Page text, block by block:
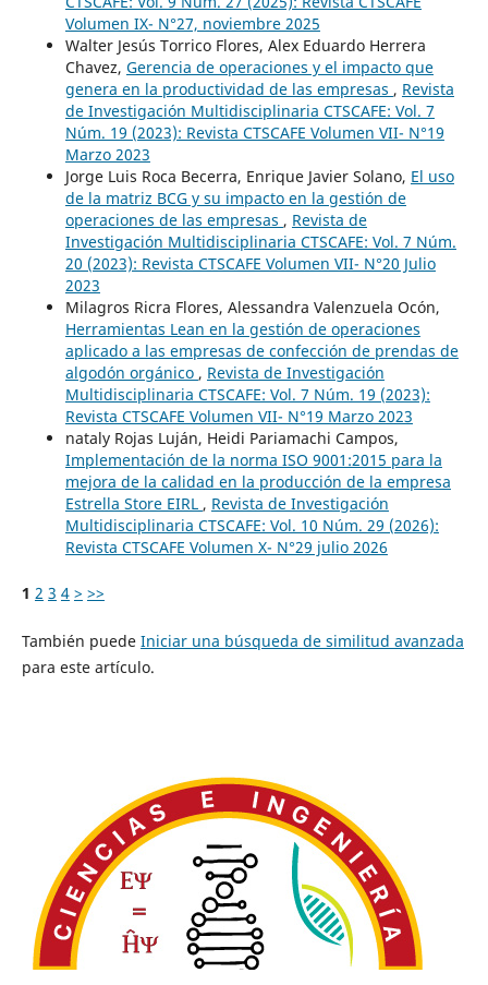
Volumen IX- N°27, noviembre 2025
Walter Jesús Torrico Flores, Alex Eduardo Herrera
Chavez, Gerencia de operaciones y el impacto que
genera en la productividad de las empresas , Revista
de Investigación Multidisciplinaria CTSCAFE: Vol. 7
Núm. 19 (2023): Revista CTSCAFE Volumen VII- N°19
Marzo 2023
Jorge Luis Roca Becerra, Enrique Javier Solano, El uso
de la matriz BCG y su impacto en la gestión de
operaciones de las empresas , Revista de
Investigación Multidisciplinaria CTSCAFE: Vol. 7 Núm.
20 (2023): Revista CTSCAFE Volumen VII- N°20 Julio
2023
Milagros Ricra Flores, Alessandra Valenzuela Ocón,
Herramientas Lean en la gestión de operaciones
aplicado a las empresas de confección de prendas de
algodón orgánico , Revista de Investigación
Multidisciplinaria CTSCAFE: Vol. 7 Núm. 19 (2023):
Revista CTSCAFE Volumen VII- N°19 Marzo 2023
nataly Rojas Luján, Heidi Pariamachi Campos,
Implementación de la norma ISO 9001:2015 para la
mejora de la calidad en la producción de la empresa
Estrella Store EIRL , Revista de Investigación
Multidisciplinaria CTSCAFE: Vol. 10 Núm. 29 (2026):
Revista CTSCAFE Volumen X- N°29 julio 2026
1 2 3 4 > >>
También puede Iniciar una búsqueda de similitud avanzada
para este artículo.